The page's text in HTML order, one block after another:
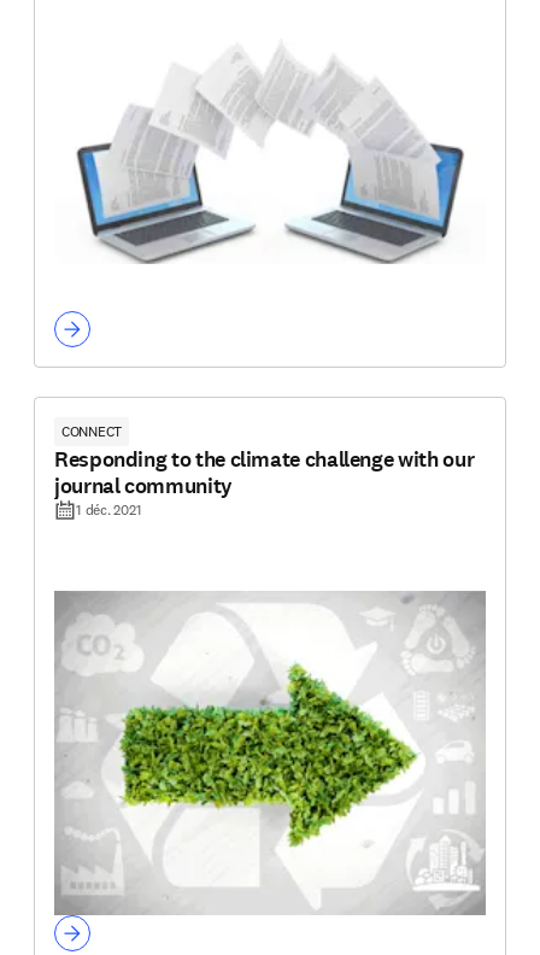
CONNECT
Responding to the climate challenge with our
journal community
1 déc. 2021